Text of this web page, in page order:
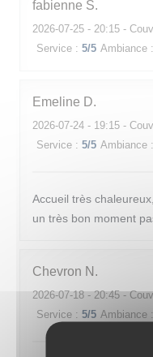
fabienne S
2026-07-25 - 20:15 -
Service : 5/5 Ambiance :
Emeline D
2026-07-24 - 19:15 -
Service : 5/5 Ambiance :
Accueil très
un très bon moment
Chevron N
2026-07-18- 20:45 -
Service : 5/5 Ambiance :